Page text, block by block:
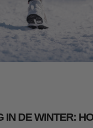
IN DE WINTER: